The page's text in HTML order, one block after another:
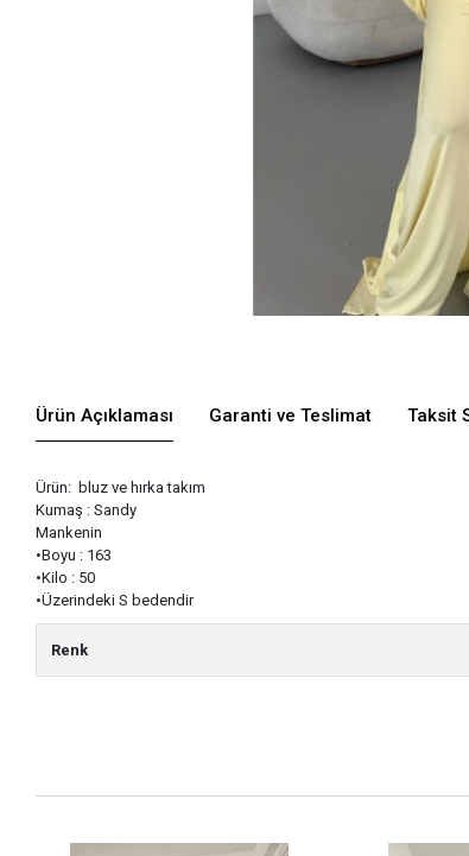
Ürün Açıklaması Garanti ve Teslimat Taksit
Ürün: bluz ve hırka takım
Kumaş : Sandy
Mankenin
•Boyu : 163
•Kilo : 50
•Üzerindeki S bedendir
Renk